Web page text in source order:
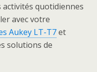
quotidiennes
avec votre
Aukey LT-T7et
solutions de